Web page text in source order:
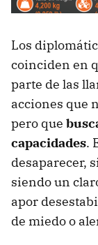
Los
coinciden en
parte de las
acciones que
pero que
capacidades.
desaparecer,
siendo un
apor
de miedo o